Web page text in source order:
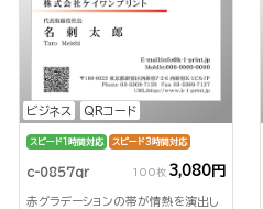
ビジネス QRコード
スピード1時間対応 スピード3時間対応
c-0857qr 100枚 3,080円
赤グラデーションの帯が情熱を演出し